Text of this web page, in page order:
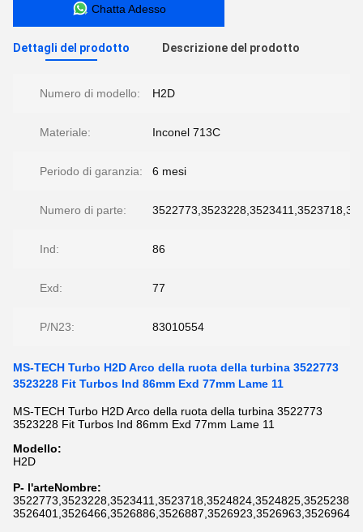
Chatta Adesso
Dettagli del prodotto Descrizione del prodotto
Numero di modello: H2D
Materiale: Inconel 713C
Periodo di garanzia: 6 mesi
Numero di parte:
Ind: 86
Exd: 77
P/N23: 83010554
MS-TECH Turbo H2D Arco della ruota della turbina 3522773
3523228 Fit Turbos Ind 86mm Exd 77mm Lame 11
MS-TECH Turbo H2D Arco della ruota della turbina 3522773
3523228 Fit Turbos Ind 86mm Exd 77mm Lame 11
Modello:
H2D
P- l'arteNombre: